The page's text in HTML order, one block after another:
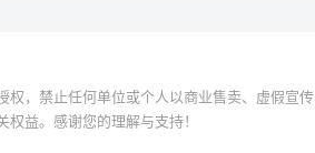
，禁止任何单位或个人以商业售卖、虚假宣
益。感谢您的理解与支持！